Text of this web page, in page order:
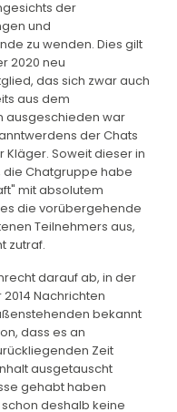
der
und
zu wenden. Dies gilt
2020 neu
das sich zwar auch
aus dem
ausgeschieden war
der Chats
Soweit dieser in
die Chatgruppe habe
mit absolutem
die vorübergehende
Teilnehmers aus,
zutraf.
darauf ab, in der
Nachrichten
bekannt
dass es an
Zeit
ausgetauscht
gehabt haben
deshalb keine